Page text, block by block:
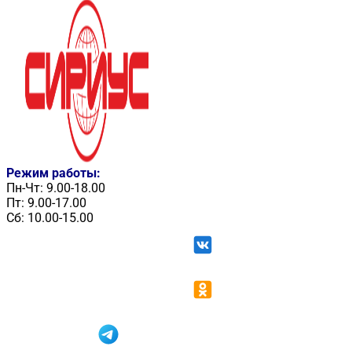
Режим работы:
Пн-Чт: 9.00-18.00
Пт: 9.00-17.00
Сб: 10.00-15.00